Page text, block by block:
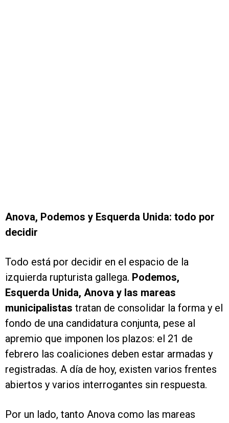
Anova, Podemos y Esquerda Unida: todo por
decidir
Todo está por decidir en el espacio de la
izquierda rupturista gallega. Podemos,
Esquerda Unida, Anova y las mareas
municipalistas tratan de consolidar la forma y el
fondo de una candidatura conjunta, pese al
apremio que imponen los plazos: el 21 de
febrero las coaliciones deben estar armadas y
registradas. A día de hoy, existen varios frentes
abiertos y varios interrogantes sin respuesta.
Por un lado, tanto Anova como las mareas